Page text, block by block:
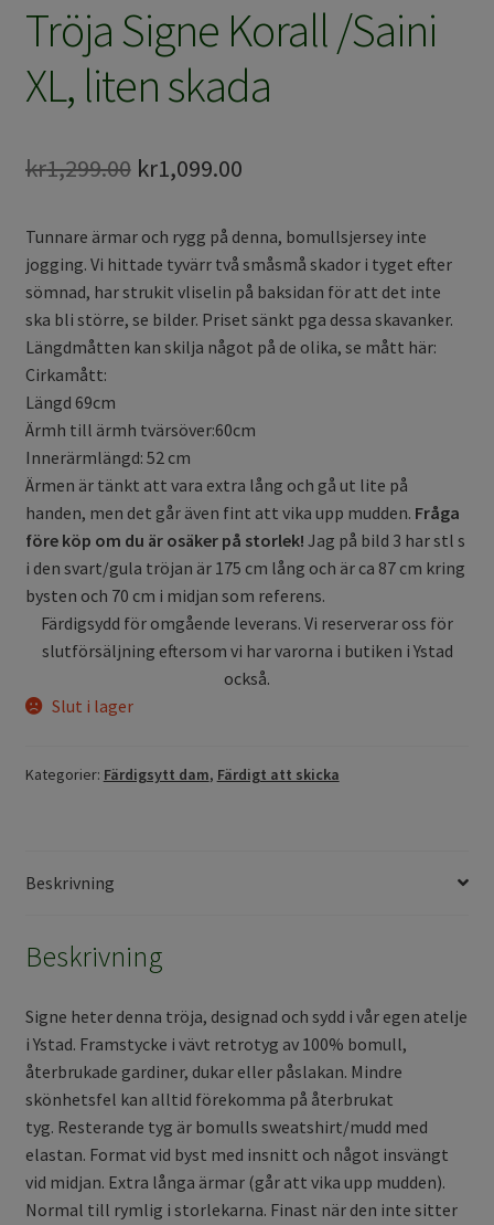
Tröja Signe Korall /Saini
XL, liten skada
kr1,299.00 Det
priset
var:
kr1,299.00.
kr1,099.00Det
priset
är:
kr1,099.00.
Tunnare ärmar och rygg på denna, bomullsjersey inte
jogging. Vi hittade tyvärr två småsmå skador i tyget efter
sömnad, har strukit vliselin på baksidan för att det inte
ska bli större, se bilder. Priset sänkt pga dessa skavanker.
Längdmåtten kan skilja något på de olika, se mått här:
Cirkamått:
Längd 69cm
Ärmh till ärmh tvärsöver:60cm
Innerärmlängd: 52 cm
Ärmen är tänkt att vara extra lång och gå ut lite på
handen, men det går även fint att vika upp mudden. Fråga
före köp om du är osäker på storlek! Jag på bild 3 har stl s
i den svart/gula tröjan är 175 cm lång och är ca 87 cm kring
bysten och 70 cm i midjan som referens.
Färdigsydd för omgående leverans. Vi reserverar oss för
slutförsäljning eftersom vi har varorna i butiken i Ystad
också.
Slut i lager
Kategorier: Färdigsytt dam, Färdigt att skicka
Beskrivning
Beskrivning
Signe heter denna tröja, designad och sydd i vår egen atelje
i Ystad. Framstycke i vävt retrotyg av 100% bomull,
återbrukade gardiner, dukar eller påslakan. Mindre
skönhetsfel kan alltid förekomma på återbrukat
tyg. Resterande tyg är bomulls sweatshirt/mudd med
elastan. Format vid byst med insnitt och något insvängt
vid midjan. Extra långa ärmar (går att vika upp mudden).
Normal till rymlig i storlekarna. Finast när den inte sitter